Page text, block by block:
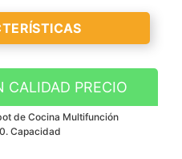
CALIDAD PRECIO
de Cocina Multifunción
Capacidad